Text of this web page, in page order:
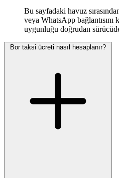
Bu sayfadaki havuz
veya WhatsApp
uygunluğu doğrudan
Bor taksi ücreti nasıl hesaplanır?